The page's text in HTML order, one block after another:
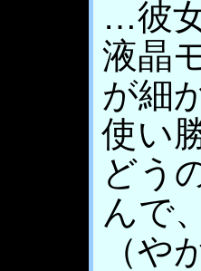
…彼
液晶
が細
使い
どう
んで
（や